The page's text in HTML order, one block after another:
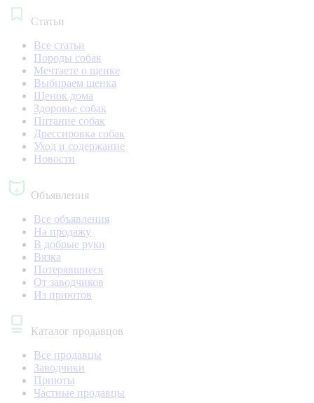
Статьи
Все статьи
Породы собак
Мечтаете о щенке
Выбираем щенка
Щенок дома
Здоровье собак
Питание собак
Дрессировка собак
Уход и содержание
Новости
Объявления
Все объявления
На продажу
В добрые руки
Вязка
Потерявшиеся
От заводчиков
Из приютов
Каталог продавцов
Все продавцы
Заводчики
Приюты
Частные продавцы